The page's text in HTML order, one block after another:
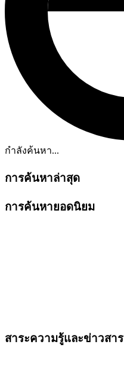
กำลังค้นหา...
การค้นหาล่าสุด
การค้นหายอดนิยม
สาระความรู้และข่าวสาร